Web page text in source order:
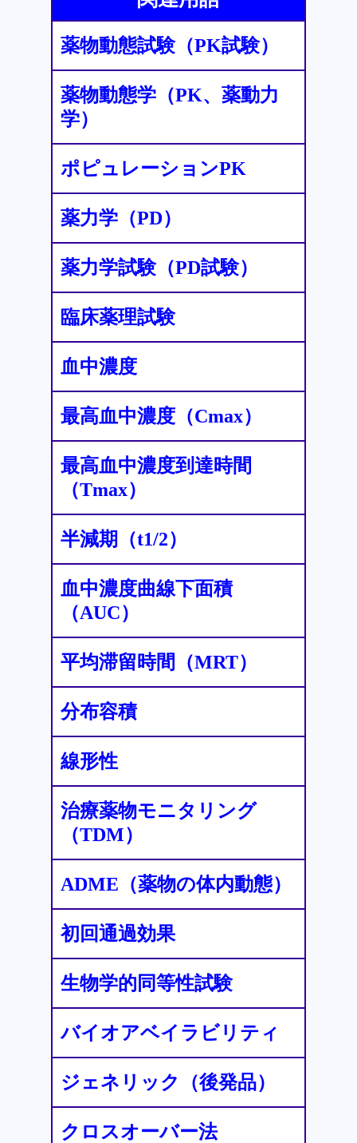
薬物動態試験（PK試験）
薬物動態学（PK、薬動力
学）
ポピュレーションPK
薬力学（PD）
薬力学試験（PD試験）
臨床薬理試験
血中濃度
最高血中濃度（Cmax）
最高血中濃度到達時間
（Tmax）
半減期（t1/2）
血中濃度曲線下面積
（AUC）
平均滞留時間（MRT）
分布容積
線形性
治療薬物モニタリング
（TDM）
ADME（薬物の体内動態）
初回通過効果
生物学的同等性試験
バイオアベイラビリティ
ジェネリック（後発品）
クロスオーバー法